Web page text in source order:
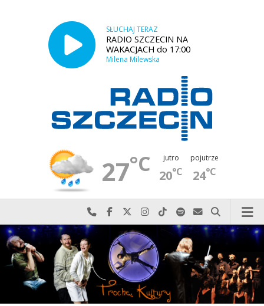
SŁUCHAJ TERAZ
RADIO SZCZECIN NA
WAKACJACH do 17:00
Milena Milewska
27°C jutro
20°C
pojutrze
24°C
Najlepiej po prostu do nas zadzwoń
Odwiedź nas na Facebook-u
Odwiedź nas na X
Odwiedź nas na Instagram-ie
Odwiedź nas na TikTok-u
Szukaj nas na Spotify
Wyślij do nas
Szukaj